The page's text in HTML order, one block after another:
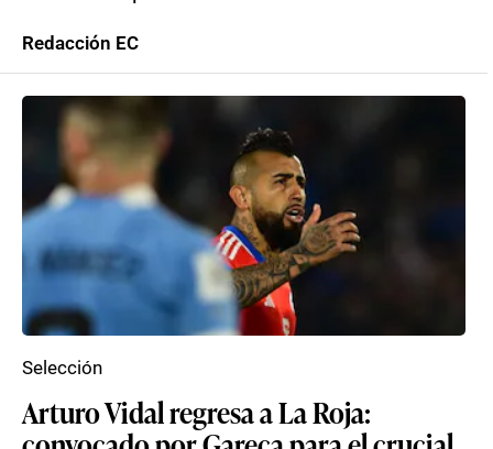
Redacción EC
Arturo Vidal regresa a La Roja:
Selección